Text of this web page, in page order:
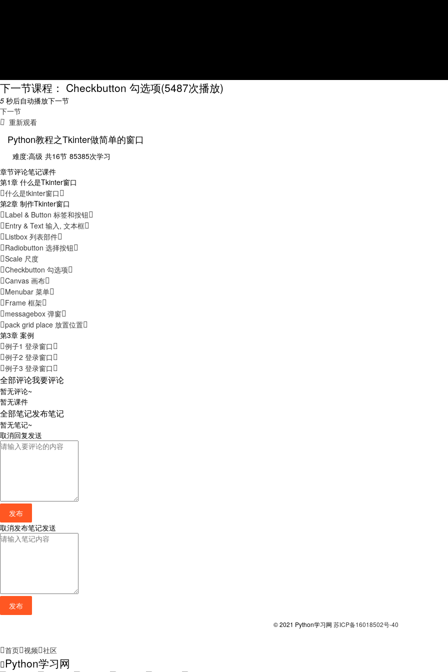
下一节课程： Checkbutton 勾选项(5487次播放)
5 秒后自动播放下一节
下一节
重新观看
Python教程之Tkinter做简单的窗口
难度:高级 共16节 85385次学习
章节评论笔记课件
第1章 什么是Tkinter窗口
什么是tkinter窗口
第2章 制作Tkinter窗口
Label & Button 标签和按钮
Entry & Text 输入, 文本框
Listbox 列表部件
Radiobutton 选择按钮
Scale 尺度
Checkbutton 勾选项
Canvas 画布
Menubar 菜单
Frame 框架
messagebox 弹窗
pack grid place 放置位置
第3章 案例
例子1 登录窗口
例子2 登录窗口
例子3 登录窗口
全部评论我要评论
暂无评论~
暂无课件
全部笔记发布笔记
暂无笔记~
取消回复发送
发布
取消发布笔记发送
发布
© 2021 Python学习网 苏ICP备16018502号-40
首页 视频 社区
Python学习网